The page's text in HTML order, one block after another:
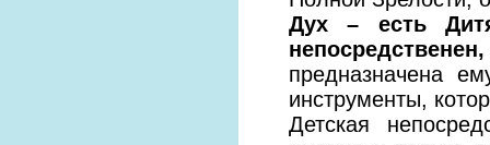
Дух – есть
предназначена
инструменты,
Детская